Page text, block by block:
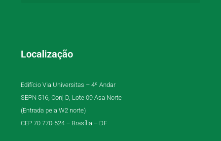
Localização
Edifício Via Universitas – 4º Andar
SEPN 516, Conj D, Lote 09 Asa Norte
(Entrada pela W2 norte)
CEP 70.770-524 – Brasília – DF